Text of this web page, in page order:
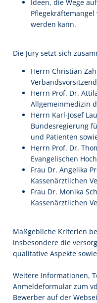
Ideen, die Wege
werden kann.
Die Jury setzt sich
Herrn Christian
Herrn Prof. Dr.
Allgemeinmedizin
Herrn Karl-Josef
Bundesregierung
und Patienten
Herrn Prof. Dr.
Evangelischen
Frau Dr. Angelika
Kassenärztlichen
Frau Dr. Monika
Kassenärztlichen
Maßgebliche Kriterien
insbesondere die
qualitative Aspekte
Weitere Informationen,
Anmeldeformular zum
Bewerber auf der